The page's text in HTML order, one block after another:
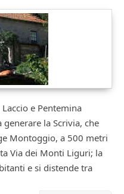
e Pentemina
la Scrivia, che
Montoggio, a 500 metri
Via dei Monti Liguri; la
e si distende tra